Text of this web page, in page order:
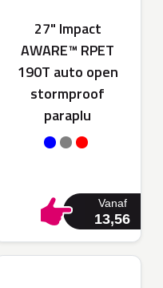
27" Impact
AWARE™ RPET
190T auto open
stormproof
paraplu
Vanaf
13,56